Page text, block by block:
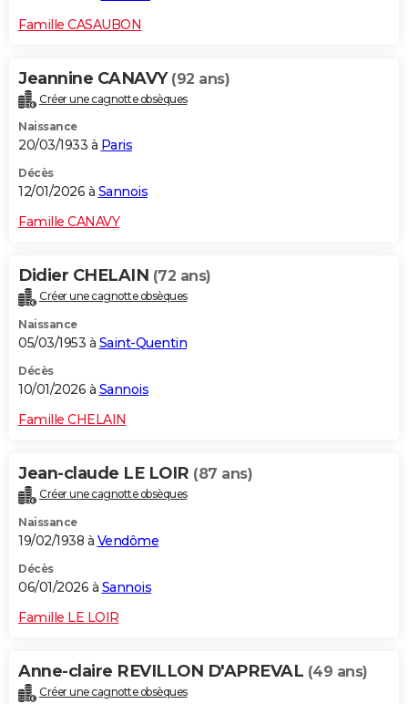
Famille CASAUBON
Jeannine CANAVY (92 ans)
Créer une cagnotte obsèques
Naissance
20/03/1933 à Paris
Décès
12/01/2026 à Sannois
Famille CANAVY
Didier CHELAIN (72 ans)
Créer une cagnotte obsèques
Naissance
05/03/1953 à Saint-Quentin
Décès
10/01/2026 à Sannois
Famille CHELAIN
Jean-claude LE LOIR (87 ans)
Créer une cagnotte obsèques
Naissance
19/02/1938 à Vendôme
Décès
06/01/2026 à Sannois
Famille LE LOIR
Anne-claire REVILLON D'APREVAL (49 ans)
Créer une cagnotte obsèques